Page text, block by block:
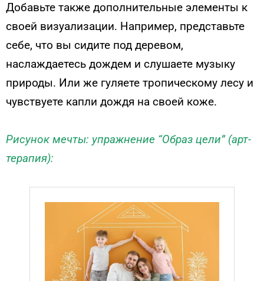
Добавьте также дополнительные элементы к
своей визуализации. Например, представьте
себе, что вы сидите под деревом,
наслаждаетесь дождем и слушаете музыку
природы. Или же гуляете тропическому лесу и
чувствуете капли дождя на своей коже.
Рисунок мечты: упражнение “Образ цели” (арт-
терапия):